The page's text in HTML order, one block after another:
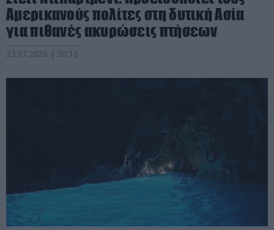
Αμερικανούς πολίτες στη δυτική Ασία
για πιθανές ακυρώσεις πτήσεων
23.07.2026 | 20:10